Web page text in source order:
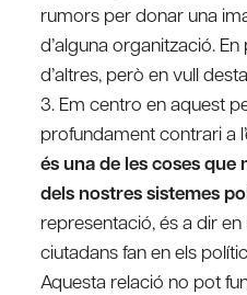
rumors per donar una
d’alguna organització.
d’altres, però en vull
3. Em centro en aquest
profundament contrari a
és una de les coses que
dels nostres sistemes
representació, és a dir
ciutadans fan en els
Aquesta relació no pot